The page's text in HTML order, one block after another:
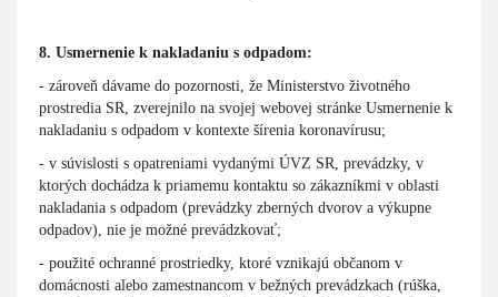
8. Usmernenie k nakladaniu s odpadom:
- zároveň dávame do pozornosti, že Ministerstvo životného
prostredia SR, zverejnilo na svojej webovej stránke Usmernenie k
nakladaniu s odpadom v kontexte šírenia koronavírusu;
- v súvislosti s opatreniami vydanými ÚVZ SR, prevádzky, v
ktorých dochádza k priamemu kontaktu so zákazníkmi v oblasti
nakladania s odpadom (prevádzky zberných dvorov a výkupne
odpadov), nie je možné prevádzkovať;
- použité ochranné prostriedky, ktoré vznikajú občanom v
domácnosti alebo zamestnancom v bežných prevádzkach (rúška,